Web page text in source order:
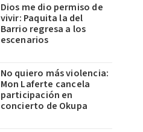
Dios me dio permiso de
vivir: Paquita la del
Barrio regresa a los
escenarios
No quiero más violencia:
Mon Laferte cancela
participación en
concierto de Okupa